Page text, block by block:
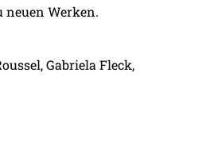
neuen Werken.
Gabriela Fleck,